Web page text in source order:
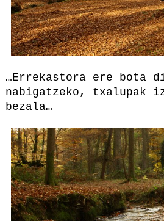
…Errekastora ere bota
nabigatzeko, txalupak
bezala…